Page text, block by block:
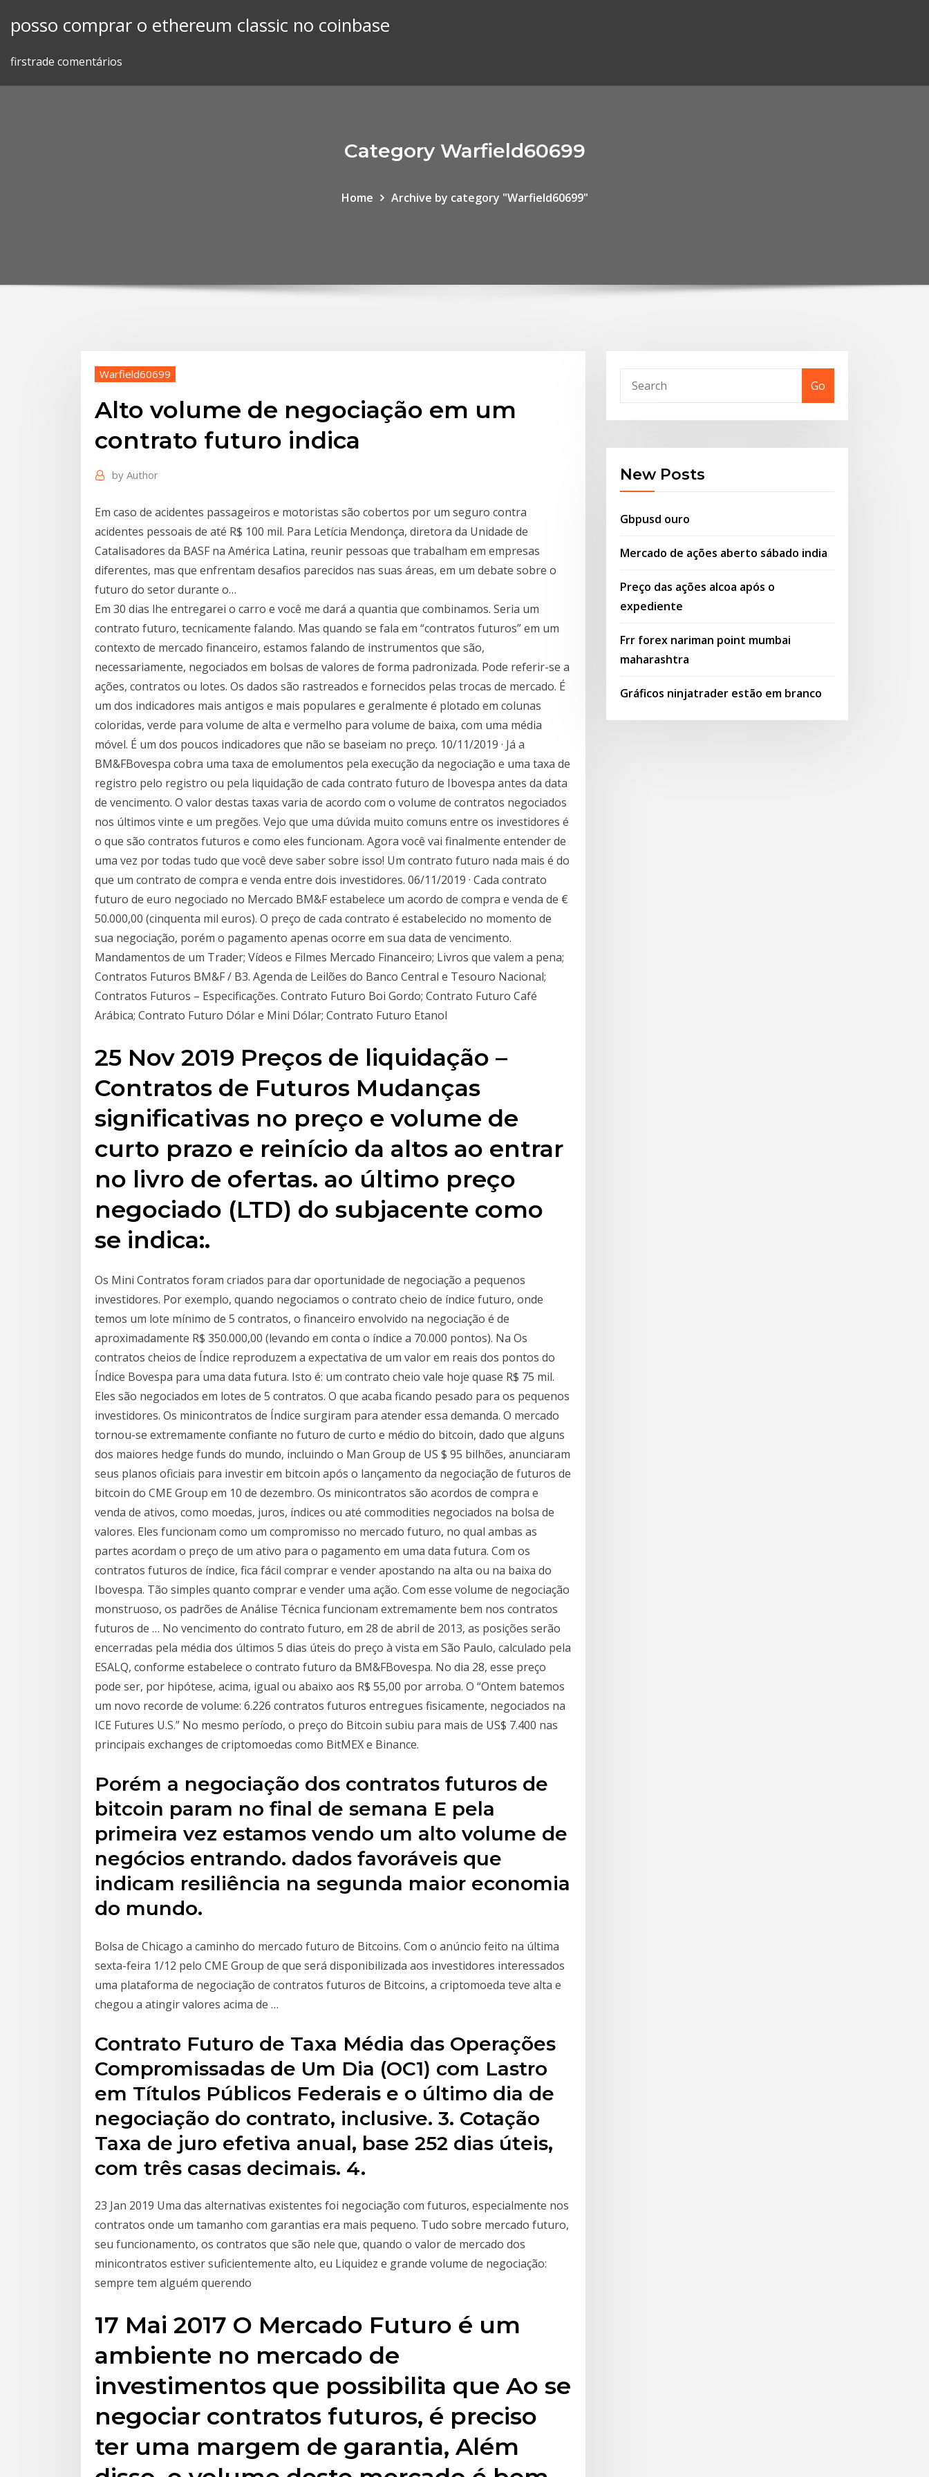
posso comprar o ethereum classic no coinbase
firstrade comentários
Category Warfield60699
Home Archive by category "Warfield60699"
Warfield60699
Alto volume de negociação em um
contrato futuro indica
by Author
Em caso de acidentes passageiros e motoristas são cobertos por um seguro contra
acidentes pessoais de até R$ 100 mil. Para Letícia Mendonça, diretora da Unidade de
Catalisadores da BASF na América Latina, reunir pessoas que trabalham em empresas
diferentes, mas que enfrentam desafios parecidos nas suas áreas, em um debate sobre o
futuro do setor durante o…
Em 30 dias lhe entregarei o carro e você me dará a quantia que combinamos. Seria um
contrato futuro, tecnicamente falando. Mas quando se fala em “contratos futuros” em um
contexto de mercado financeiro, estamos falando de instrumentos que são,
necessariamente, negociados em bolsas de valores de forma padronizada. Pode referir-se a
ações, contratos ou lotes. Os dados são rastreados e fornecidos pelas trocas de mercado. É
um dos indicadores mais antigos e mais populares e geralmente é plotado em colunas
coloridas, verde para volume de alta e vermelho para volume de baixa, com uma média
móvel. É um dos poucos indicadores que não se baseiam no preço. 10/11/2019 · Já a
BM&FBovespa cobra uma taxa de emolumentos pela execução da negociação e uma taxa de
registro pelo registro ou pela liquidação de cada contrato futuro de Ibovespa antes da data
de vencimento. O valor destas taxas varia de acordo com o volume de contratos negociados
nos últimos vinte e um pregões. Vejo que uma dúvida muito comuns entre os investidores é
o que são contratos futuros e como eles funcionam. Agora você vai finalmente entender de
uma vez por todas tudo que você deve saber sobre isso! Um contrato futuro nada mais é do
que um contrato de compra e venda entre dois investidores. 06/11/2019 · Cada contrato
futuro de euro negociado no Mercado BM&F estabelece um acordo de compra e venda de €
50.000,00 (cinquenta mil euros). O preço de cada contrato é estabelecido no momento de
sua negociação, porém o pagamento apenas ocorre em sua data de vencimento.
Mandamentos de um Trader; Vídeos e Filmes Mercado Financeiro; Livros que valem a pena;
Contratos Futuros BM&F / B3. Agenda de Leilões do Banco Central e Tesouro Nacional;
Contratos Futuros – Especificações. Contrato Futuro Boi Gordo; Contrato Futuro Café
Arábica; Contrato Futuro Dólar e Mini Dólar; Contrato Futuro Etanol
25 Nov 2019 Preços de liquidação –
Contratos de Futuros Mudanças
significativas no preço e volume de
curto prazo e reinício da altos ao entrar
no livro de ofertas. ao último preço
negociado (LTD) do subjacente como
se indica:.
Os Mini Contratos foram criados para dar oportunidade de negociação a pequenos
investidores. Por exemplo, quando negociamos o contrato cheio de índice futuro, onde
temos um lote mínimo de 5 contratos, o financeiro envolvido na negociação é de
aproximadamente R$ 350.000,00 (levando em conta o índice a 70.000 pontos). Na Os
contratos cheios de Índice reproduzem a expectativa de um valor em reais dos pontos do
Índice Bovespa para uma data futura. Isto é: um contrato cheio vale hoje quase R$ 75 mil.
Eles são negociados em lotes de 5 contratos. O que acaba ficando pesado para os pequenos
investidores. Os minicontratos de Índice surgiram para atender essa demanda. O mercado
tornou-se extremamente confiante no futuro de curto e médio do bitcoin, dado que alguns
dos maiores hedge funds do mundo, incluindo o Man Group de US $ 95 bilhões, anunciaram
seus planos oficiais para investir em bitcoin após o lançamento da negociação de futuros de
bitcoin do CME Group em 10 de dezembro. Os minicontratos são acordos de compra e
venda de ativos, como moedas, juros, índices ou até commodities negociados na bolsa de
valores. Eles funcionam como um compromisso no mercado futuro, no qual ambas as
partes acordam o preço de um ativo para o pagamento em uma data futura. Com os
contratos futuros de índice, fica fácil comprar e vender apostando na alta ou na baixa do
Ibovespa. Tão simples quanto comprar e vender uma ação. Com esse volume de negociação
monstruoso, os padrões de Análise Técnica funcionam extremamente bem nos contratos
futuros de … No vencimento do contrato futuro, em 28 de abril de 2013, as posições serão
encerradas pela média dos últimos 5 dias úteis do preço à vista em São Paulo, calculado pela
ESALQ, conforme estabelece o contrato futuro da BM&FBovespa. No dia 28, esse preço
pode ser, por hipótese, acima, igual ou abaixo aos R$ 55,00 por arroba. O “Ontem batemos
um novo recorde de volume: 6.226 contratos futuros entregues fisicamente, negociados na
ICE Futures U.S.” No mesmo período, o preço do Bitcoin subiu para mais de US$ 7.400 nas
principais exchanges de criptomoedas como BitMEX e Binance.
Porém a negociação dos contratos futuros de
bitcoin param no final de semana E pela
primeira vez estamos vendo um alto volume de
negócios entrando. dados favoráveis que
indicam resiliência na segunda maior economia
do mundo.
Bolsa de Chicago a caminho do mercado futuro de Bitcoins. Com o anúncio feito na última
sexta-feira 1/12 pelo CME Group de que será disponibilizada aos investidores interessados
uma plataforma de negociação de contratos futuros de Bitcoins, a criptomoeda teve alta e
chegou a atingir valores acima de …
Contrato Futuro de Taxa Média das Operações
Compromissadas de Um Dia (OC1) com Lastro
em Títulos Públicos Federais e o último dia de
negociação do contrato, inclusive. 3. Cotação
Taxa de juro efetiva anual, base 252 dias úteis,
com três casas decimais. 4.
23 Jan 2019 Uma das alternativas existentes foi negociação com futuros, especialmente nos
contratos onde um tamanho com garantias era mais pequeno. Tudo sobre mercado futuro,
seu funcionamento, os contratos que são nele que, quando o valor de mercado dos
minicontratos estiver suficientemente alto, eu Liquidez e grande volume de negociação:
sempre tem alguém querendo
17 Mai 2017 O Mercado Futuro é um
ambiente no mercado de
investimentos que possibilita que Ao se
negociar contratos futuros, é preciso
ter uma margem de garantia, Além
Go
New Posts
Gbpusd ouro
Mercado de ações aberto sábado india
Preço das ações alcoa após o
expediente
Frr forex nariman point mumbai
maharashtra
Gráficos ninjatrader estão em branco